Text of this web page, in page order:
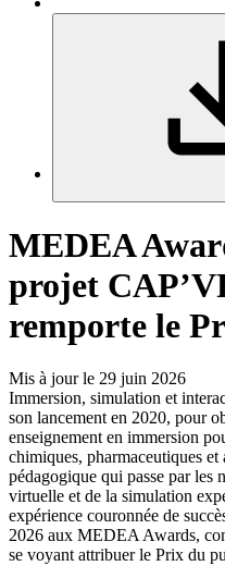
MEDEA
projet
remporte le
Mis à jour le 29 juin 2026
Immersion, simulation et
son lancement en 2020, pour
enseignement en immersion
chimiques, pharmaceutiques
pédagogique qui passe par les
virtuelle et de la simulation
expérience couronnée de
2026 aux MEDEA Awards,
se voyant attribuer le Prix du